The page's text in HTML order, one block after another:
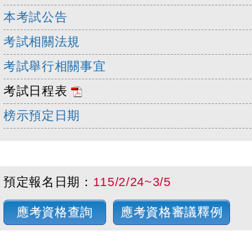
本考試公告
考試相關法規
考試舉行相關事宜
考試日程表
榜示預定日期
預定報名日期： 115/2/24~3/5
應考資格查詢 應考資格審議釋例